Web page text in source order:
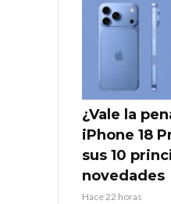
¿Vale la
iPhone 18
sus 10
novedades
Hace 22 horas